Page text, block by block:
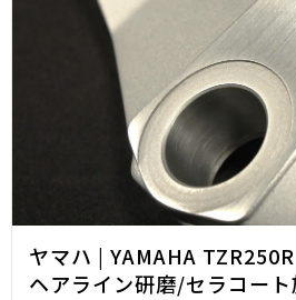
ヤマハ | YAMAHA
ヘアライン研磨/セラコート